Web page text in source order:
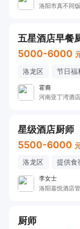
洛阳市真不同
五星酒店早餐
5000-6000
洛龙区 节日福
霍裔
河南亚丁湾酒
星级酒店厨师
5500-6000
洛龙区 提供食
李女士
洛阳嘉悦酒店
厨师